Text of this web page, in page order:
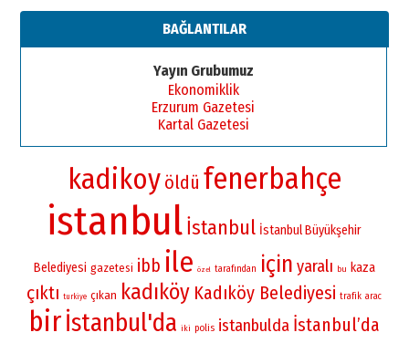
BAĞLANTILAR
Yayın Grubumuz
Ekonomiklik
Erzurum Gazetesi
Kartal Gazetesi
kadikoy öldü fenerbahçe
istanbulİstanbul İstanbul Büyükşehir
Belediyesi gazetesi ibb ile özel tarafından için yaralı bu kaza
çıktı turkiye çıkan kadıköy Kadıköy Belediyesi trafik arac
birİstanbul'da iki polis istanbulda İstanbul’da